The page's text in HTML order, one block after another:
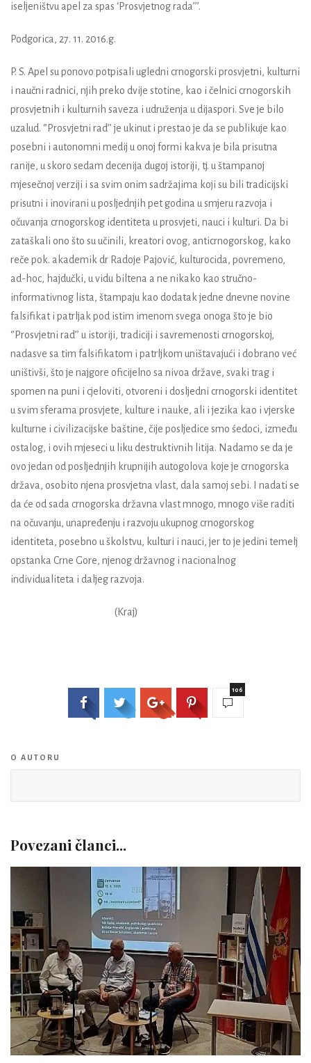
iseljeništvu apel za spas ‘Prosvjetnog rada’’’.
Podgorica, 27. 11. 2016.g.
P. S. Apel su ponovo potpisali ugledni crnogorski prosvjetni, kulturni
i naučni radnici, njih preko dvije stotine, kao i čelnici crnogorskih
prosvjetnih i kulturnih saveza i udruženja u dijaspori. Sve je bilo
uzalud. ‘’Prosvjetni rad’’ je ukinut i prestao je da se publikuje kao
posebni i autonomni medij u onoj formi kakva je bila prisutna
ranije, u skoro sedam decenija dugoj istoriji, tj. u štampanoj
mjesečnoj verziji i sa svim onim sadržajima koji su bili tradicijski
prisutni i inovirani u posljednjih pet godina u smjeru razvoja i
očuvanja crnogorskog identiteta u prosvjeti, nauci i kulturi. Da bi
zataškali ono što su učinili, kreatori ovog, anticrnogorskog, kako
reče pok. akademik dr Radoje Pajović, kulturocida, povremeno,
ad-hoc, hajdučki, u vidu biltena a ne nikako kao stručno-
informativnog lista, štampaju kao dodatak jedne dnevne novine
falsifikat i patrljak pod istim imenom svega onoga što je bio
‘’Prosvjetni rad’’ u istoriji, tradiciji i savremenosti crnogorskoj,
nadasve sa tim falsifikatom i patrljkom uništavajući i dobrano već
uništivši, što je najgore oficijelno sa nivoa države, svaki trag i
spomen na puni i cjeloviti, otvoreni i dosljedni crnogorski identitet
u svim sferama prosvjete, kulture i nauke, ali i jezika kao i vjerske
kulturne i civilizacijske baštine, čije posljedice smo śedoci, između
ostalog, i ovih mjeseci u liku destruktivnih litija. Nadamo se da je
ovo jedan od posljednjih krupnijih autogolova koje je crnogorska
država, osobito njena prosvjetna vlast, dala samoj sebi. I nadati se
da će od sada crnogorska državna vlast mnogo, mnogo više raditi
na očuvanju, unapređenju i razvoju ukupnog crnogorskog
identiteta, posebno u školstvu, kulturi i nauci, jer to je jedini temelj
opstanka Crne Gore, njenog državnog i nacionalnog
individualiteta i daljeg razvoja.
(Kraj)
106
O AUTORU
Povezani članci...